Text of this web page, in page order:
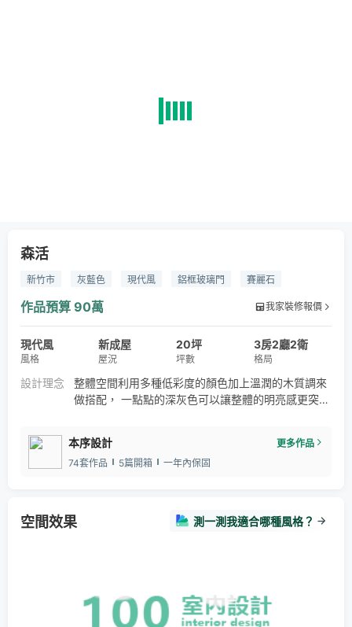
森活
新竹市 灰藍色 現代風 鋁框玻璃門
賽麗石
磁性板
得利乳膠漆
超耐磨木地板
作品預算 90萬 我家裝修報價
現代風
風格
新成屋
屋況
20坪
坪數
3房2廳2衛
格局
設計理念
整體空間利用多種低彩度的顏色加上溫潤的木質調來
做搭配， 一點點的深灰色可以讓整體的明亮感更突顯
活動，於是加入一點幾何線條的勾勒， 其中一座小山
利用磁性板來做裝飾，家人間的互動也會因為這一點
本序設計
更多作品
74套作品
5篇開箱 一年內保固
空間效果 測一測我適合哪種風格？